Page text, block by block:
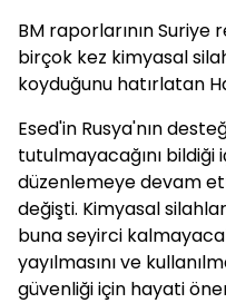
BM raporlarının Suriye
birçok kez kimyasal
koyduğunu hatırlatan
Esed'in Rusya'nın
tutulmayacağını bildiği
düzenlemeye devam
değişti. Kimyasal
buna seyirci
yayılmasını ve
güvenliği için hayati